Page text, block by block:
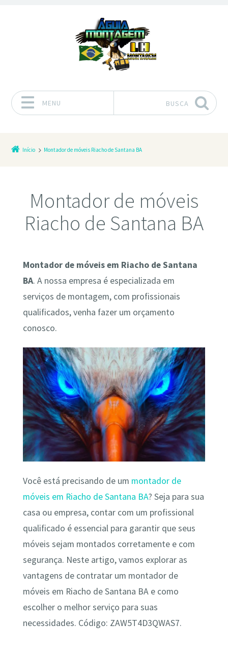
MENU BUSCA
Início Montador de móveis Riacho de Santana BA
Montador de móveis
Riacho de Santana BA
Montador de móveis em Riacho de Santana
BA. A nossa empresa é especializada em
serviços de montagem, com profissionais
qualificados, venha fazer um orçamento
conosco.
Você está precisando de um montador de
móveis em Riacho de Santana BA? Seja para sua
casa ou empresa, contar com um profissional
qualificado é essencial para garantir que seus
móveis sejam montados corretamente e com
segurança. Neste artigo, vamos explorar as
vantagens de contratar um montador de
móveis em Riacho de Santana BA e como
escolher o melhor serviço para suas
necessidades. Código: ZAW5T4D3QWAS7.